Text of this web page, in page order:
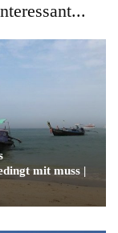
mit muss |